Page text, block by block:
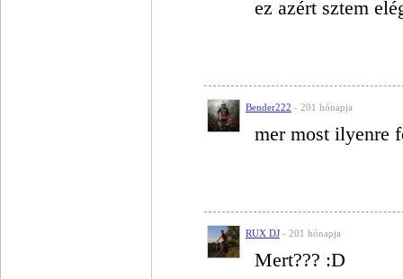
ez azért sztem
Bender222 - 201 hónapja
mer most ilyenre
RUX DJ - 201 hónapja
Mert??? :D